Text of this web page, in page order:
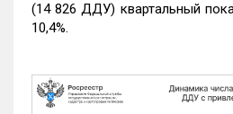
(14 826 ДДУ) квартальный
10,4%.